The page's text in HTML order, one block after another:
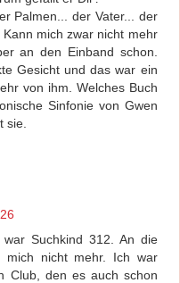
Palmen... der Vater... der
mich zwar nicht mehr
an den Einband schon.
Gesicht und das war ein
von ihm. Welches Buch
Sinfonie von Gwen
sie.
Suchkind 312. An die
mich nicht mehr. Ich war
Club, den es auch schon